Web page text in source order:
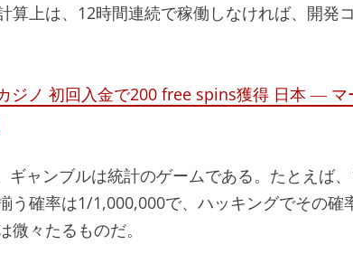
算上は、12時間連続で稼働しなければ、開発
ジノ 初回入金で200 free spins獲得 日本 ― マ
ギャンブルは統計のゲームである。たとえば
う確率は1/1,000,000で、ハッキングでその確
微々たるものだ。